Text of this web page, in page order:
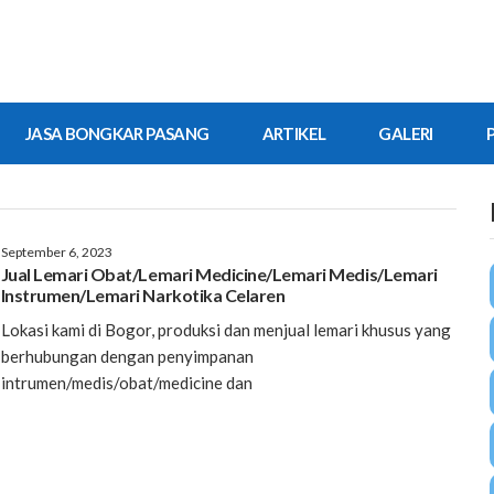
JASA BONGKAR PASANG ARTIKEL GALERI
September 6, 2023
Jual Lemari Obat/Lemari Medicine/Lemari Medis/Lemari
Instrumen/Lemari Narkotika Celaren
Lokasi kami di Bogor, produksi dan menjual lemari khusus yang
berhubungan dengan penyimpanan
intrumen/medis/obat/medicine dan